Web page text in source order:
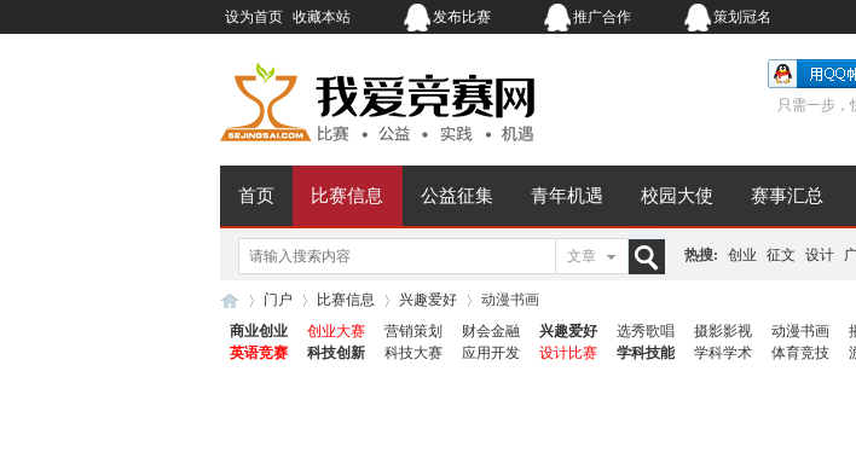
设为首页 收藏本站 发布比赛 推广合作 策划冠名
只需一步，
首页 比赛信息 公益征集 青年机遇 校园大使 赛事汇总
文章 热搜: 创业 征文 设计
门户 比赛信息 兴趣爱好
动漫书画
商业创业
创业大赛 营销策划 财会金融 兴趣爱好 选秀歌唱 摄影影视 动漫书画
英语竞赛
科技创新 科技大赛 应用开发 设计比赛 学科技能 学科学术 体育竞技